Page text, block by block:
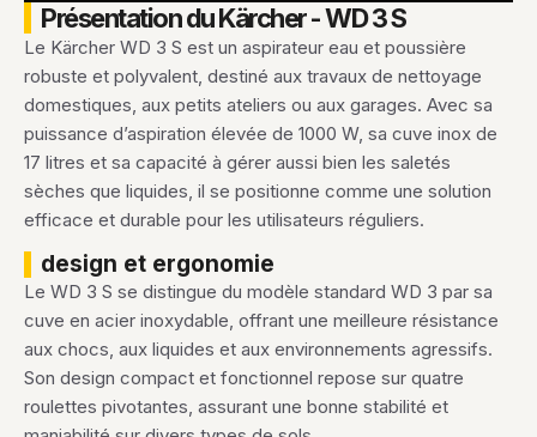
Présentation du Kärcher - WD 3 S
Le Kärcher WD 3 S est un aspirateur eau et poussière
robuste et polyvalent, destiné aux travaux de nettoyage
domestiques, aux petits ateliers ou aux garages. Avec sa
puissance d’aspiration élevée de 1000 W, sa cuve inox de
17 litres et sa capacité à gérer aussi bien les saletés
sèches que liquides, il se positionne comme une solution
efficace et durable pour les utilisateurs réguliers.
design et ergonomie
Le WD 3 S se distingue du modèle standard WD 3 par sa
cuve en acier inoxydable, offrant une meilleure résistance
aux chocs, aux liquides et aux environnements agressifs.
Son design compact et fonctionnel repose sur quatre
roulettes pivotantes, assurant une bonne stabilité et